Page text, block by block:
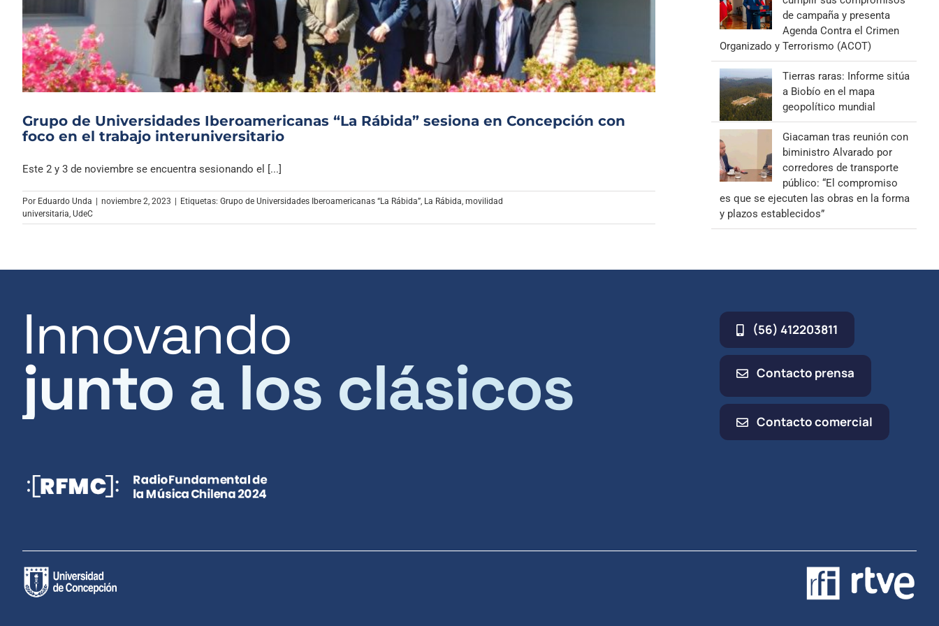
Archivo Sonoro
Grupo de Universidades Iberoamericanas “La Rábida” sesiona en Concepción con
foco en el trabajo interuniversitario
Este 2 y 3 de noviembre se encuentra sesionando el [...]
Por Eduardo Unda noviembre 2, 2023 Etiquetas: Grupo de Universidades Iberoamericanas “La Rábida”, La Rábida, movilidad
universitaria, UdeC
de campaña y presenta
Agenda Contra el Crimen
Organizado y Terrorismo (ACOT)
Tierras raras: Informe sitúa
a Biobío en el mapa
geopolítico mundial
Giacaman tras reunión con
biministro Alvarado por
corredores de transporte
público: “El compromiso
es que se ejecuten las obras en la forma
y plazos establecidos”
Innovando
junto a los clásicos
(56) 412203811
Contacto prensa
Contacto comercial